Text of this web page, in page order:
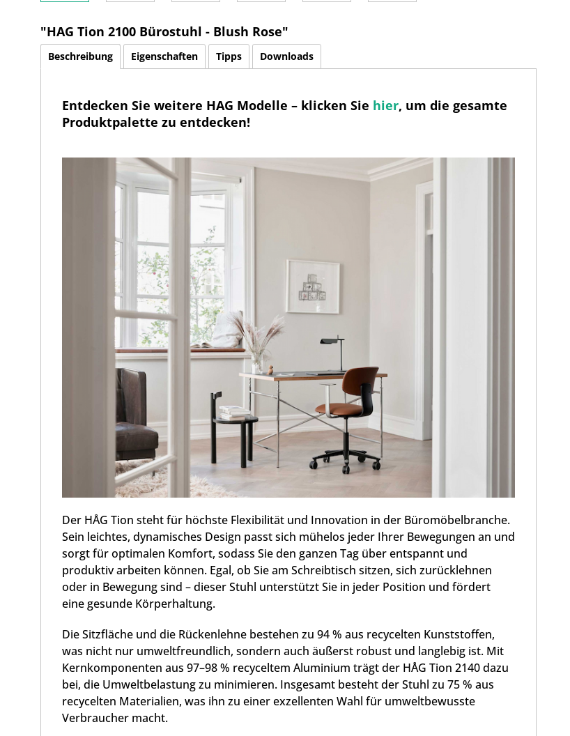
"HAG Tion 2100 Bürostuhl - Blush Rose"
Beschreibung Eigenschaften Tipps Downloads
Entdecken Sie weitere HAG Modelle – klicken Sie hier, um die gesamte
Produktpalette zu entdecken!
Der HÅG Tion steht für höchste Flexibilität und Innovation in der Büromöbelbranche.
Sein leichtes, dynamisches Design passt sich mühelos jeder Ihrer Bewegungen an und
sorgt für optimalen Komfort, sodass Sie den ganzen Tag über entspannt und
produktiv arbeiten können. Egal, ob Sie am Schreibtisch sitzen, sich zurücklehnen
oder in Bewegung sind – dieser Stuhl unterstützt Sie in jeder Position und fördert
eine gesunde Körperhaltung.
Die Sitzfläche und die Rückenlehne bestehen zu 94 % aus recycelten Kunststoffen,
was nicht nur umweltfreundlich, sondern auch äußerst robust und langlebig ist. Mit
Kernkomponenten aus 97–98 % recyceltem Aluminium trägt der HÅG Tion 2140 dazu
bei, die Umweltbelastung zu minimieren. Insgesamt besteht der Stuhl zu 75 % aus
recycelten Materialien, was ihn zu einer exzellenten Wahl für umweltbewusste
Verbraucher macht.